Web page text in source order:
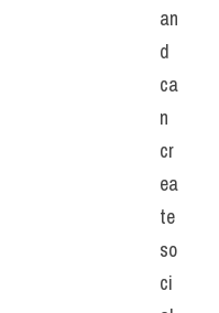
an
d
ca
n
cr
ea
te
so
ci